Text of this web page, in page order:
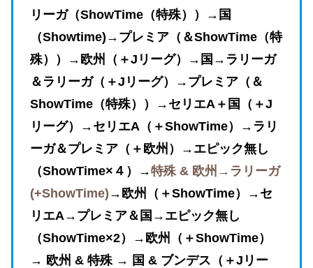
リーガ（ShowTime（特殊） ）→国
（Showtime)→プレミア（＆ShowTime（特
殊））→欧州（＋Jリーグ）→国→ラリーガ
＆ラリーガ（＋Jリーグ）→プレミア（＆
ShowTime（特殊））→セリエA＋国（＋J
リーグ）→セリエA（＋ShowTime）→ ラリ
ーガ＆プレミア（＋欧州）→エピック無し
（ShowTime×４）→特殊 & 欧州→ラリーガ
(+ShowTime) →欧州（＋ShowTime）→セ
リエA→ プレミア＆国→ エピック無し
（ShowTime×2）→欧州（＋ShowTime）
→ 欧州 & 特殊 → 国 & ブンデス（＋Jリー